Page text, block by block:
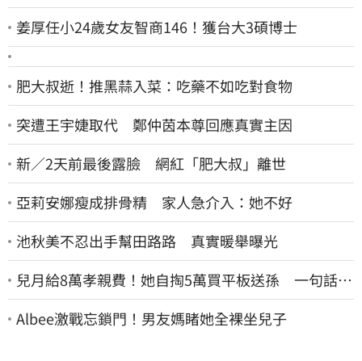
姜厚任小24歲女友智商146！獲台大3碩博士
肥大叔逝！推黑蒜入菜：吃藥不如吃對食物
突遭王宇婕取代 鄭仲茵本尊回應真實主因
新／2天前最後露臉 網紅「肥大叔」離世
亞莉安娜瘦成排骨精 家人急介入：她不好
池秋美不忍出手幫田路路 真實暖舉曝光
兒月給8萬孝親費！她自掏5萬買平板送孫 一句話愣
原地「傷心不已」
Albee激戰忘鎖門！男友媽睹她全裸坐兒子